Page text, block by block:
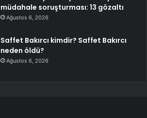
müdahale soruşturması: 13 gözaltı
Ağustos 6, 2026
Saffet Bakırcı kimdir? Saffet Bakırcı
neden öldü?
Ağustos 6, 2026